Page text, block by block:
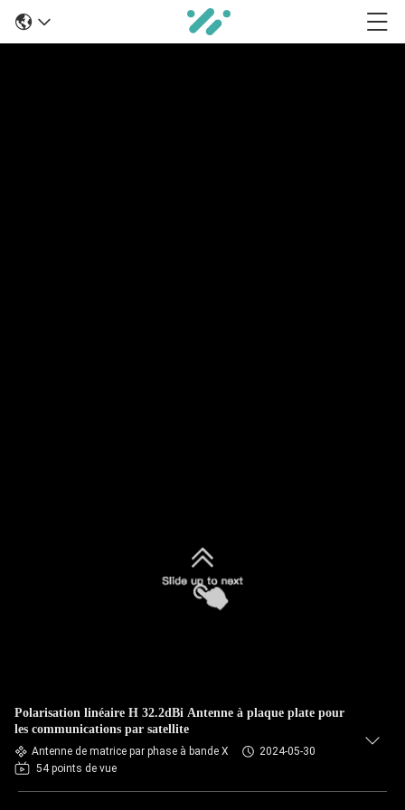
Polarisation linéaire H 32.2dBi Antenne à plaque plate pour
les communications par satellite
Antenne de matrice par phase à bande X
2024-05-30
54 points de vue